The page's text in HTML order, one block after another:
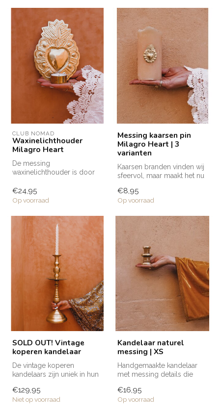
CLUB NOMAD
Waxinelichthouder
Milagro Heart
De messing
waxinelichthouder is door
met de hand verv...
€24,95
Op voorraad
Messing kaarsen pin
Milagro Heart | 3
varianten
Kaarsen branden vinden wij
sfeervol, maar maakt het nu
messi...
€8,95
Op voorraad
SOLD OUT! Vintage
koperen kandelaar
De vintage koperen
kandelaars zijn uniek in hun
met ...
€129,95
Niet op voorraad
Kandelaar naturel
messing | XS
Handgemaakte kandelaar
met messing details die
tijdlo...
€16,95
Op voorraad